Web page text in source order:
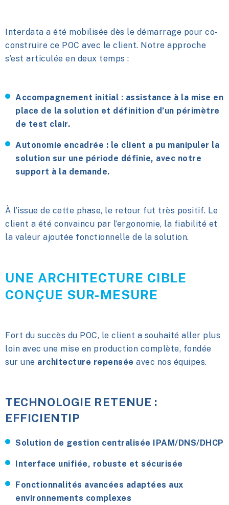
Interdata a été mobilisée dès le démarrage pour co-
construire ce POC avec le client. Notre approche
s’est articulée en deux temps :
Accompagnement initial : assistance à la mise en
place de la solution et définition d’un périmètre
de test clair.
Autonomie encadrée : le client a pu manipuler la
solution sur une période définie, avec notre
support à la demande.
À l’issue de cette phase, le retour fut très positif. Le
client a été convaincu par l’ergonomie, la fiabilité et
la valeur ajoutée fonctionnelle de la solution.
UNE ARCHITECTURE CIBLE
CONÇUE SUR-MESURE
Fort du succès du POC, le client a souhaité aller plus
loin avec une mise en production complète, fondée
sur une architecture repensée avec nos équipes.
TECHNOLOGIE RETENUE :
EFFICIENTIP
Solution de gestion centralisée IPAM/DNS/DHCP
Interface unifiée, robuste et sécurisée
Fonctionnalités avancées adaptées aux
environnements complexes